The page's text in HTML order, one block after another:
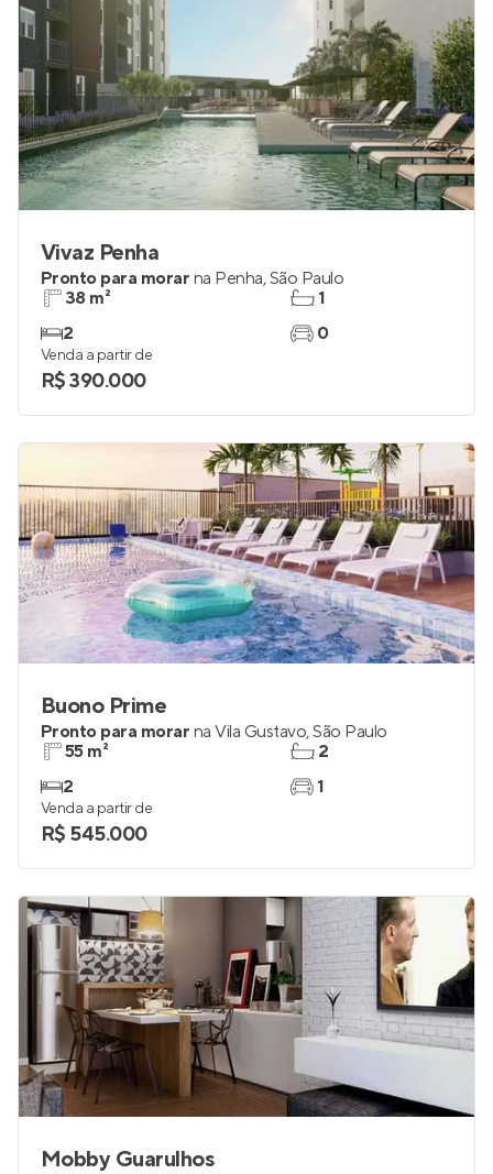
Vivaz Penha
Pronto para morar na Penha,São Paulo
38 m²
2
1
0
Venda a partir de
R$ 390.000
Buono Prime
Pronto para morar na Vila Gustavo,São Paulo
55 m²
2
2
1
Venda a partir de
R$ 545.000
Mobby Guarulhos